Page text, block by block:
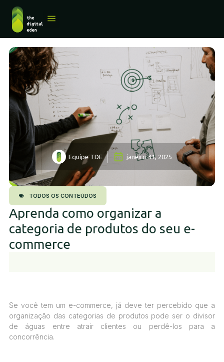
Equipe TDE janeiro 31, 2025
TODOS OS CONTEÚDOS
Aprenda como organizar a
categoria de produtos do seu e-
commerce
Se você tem um e-commerce, já deve ter percebido que a
organização das categorias de produtos pode ser o divisor
de águas entre atrair clientes ou perdê-los para a
concorrência.